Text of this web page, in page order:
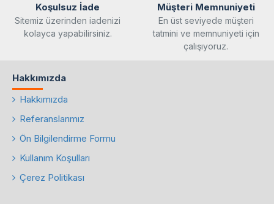
Koşulsuz İade
Sitemiz üzerinden iadenizi
kolayca yapabilirsiniz.
Müşteri Memnuniyeti
En üst seviyede müşteri
tatmini ve memnuniyeti için
çalışıyoruz.
Hakkımızda
Hakkımızda
Referanslarımız
Ön Bilgilendirme Formu
Kullanım Koşulları
Çerez Politikası